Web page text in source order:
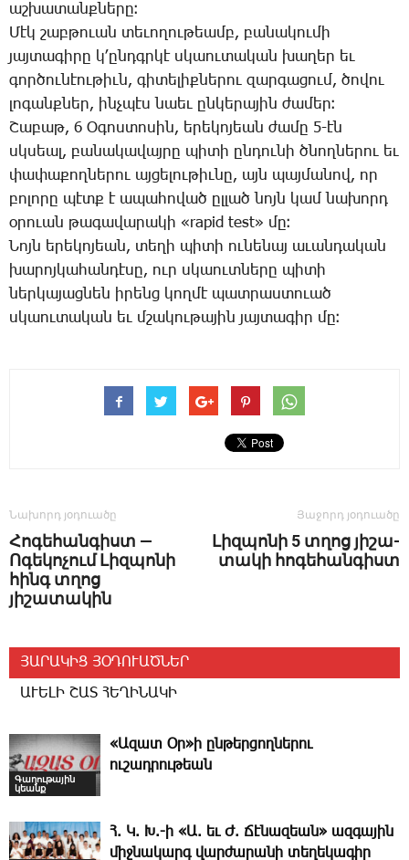
աշ­խա­տանք­նե­րը։
­Մէկ շաբ­թո­ւան տե­ւո­ղու­թեամբ, բա­նա­կու­մի
յայ­տա­գի­րը կ­՚ընդգր­կէ սկաու­տա­կան խա­ղեր եւ
գոր­ծու­նէու­թիւն, գի­տե­լիք­նե­րու զար­գա­ցում, ծո­վու
լո­գանք­ներ, ինչ­պէս նաեւ ըն­կե­րա­յին ժա­մեր։
­Շա­բաթ, 6 Օ­գոս­տո­սին, ե­րե­կո­յեան ժա­մը 5-էն
սկսեալ, բա­նա­կա­վայ­րը պի­տի ըն­դու­նի ծնող­նե­րու եւ
փա­փա­քող­նե­րու այ­ցե­լու­թիւ­նը, այն պայ­մա­նով, որ
բո­լո­րը պէտք է ա­պա­հո­ված ըլ­լած նոյն կամ նա­խորդ
օ­րո­ւան թա­գա­վա­րա­կի «rapid test» մը։
­Նոյն ե­րե­կո­յեան, տե­ղի պի­տի ու­նե­նայ ա­ւան­դա­կան
խա­րոյ­կա­հան­դէ­սը, ուր սկաուտ­նե­րը պի­տի
ներ­կա­յաց­նեն ի­րենց կող­մէ պատ­րաս­տո­ւած
սկաու­տա­կան եւ մշա­կու­թա­յին յայ­տա­գիր մը։
Նախորդ յօդուածը
Հոգեհանգիստ —
Ոգեկոչում Լիզպոնի
հինգ տղոց
յիշատակին
Յաջորդ յօդուածը
­Լիզ­պո­նի 5 տղոց յի­շա­
տա­կի հո­գե­հան­գիստ
ՅԱՐԱԿԻՑ ՅՕԴՈՒԱԾՆԵՐ
ԱՒԵԼԻ ՇԱՏ ՀԵՂԻՆԱԿԻ
Գաղութային
կեանք
«Ազատ Օր»ի ընթերցողներու
ուշադրութեան
Հ. Կ. Խ.-ի «Ա. եւ Ժ. ­Ճէնազեան» ազգային
միջնակարգ վարժարանի տեղեկագիր